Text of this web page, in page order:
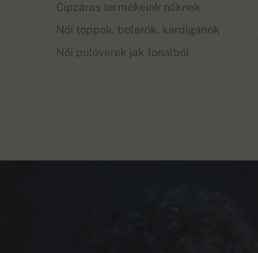
Cipzáras termékeink nőknek
Női toppok, bolerók, kardigánok
Női pulóverek jak fonalból